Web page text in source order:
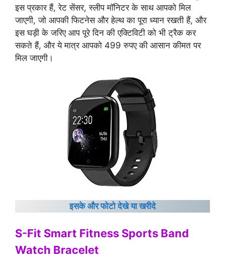
इस प्रकार हैं, रेट सेंसर, स्लीप मॉनिटर के साथ आपको मिल
जाएगी, जो आपकी फिटनेस और हेल्थ का पूरा ध्यान रखती हैं, और
इस घड़ी के जरिए आप पूरे दिन की एक्टिविटी को भी ट्रैक कर
सकते हैं, और ये मात्र आपको 499 रुपए की आसान कीमत पर
मिल जाएगी।
इसके और फोटो देखे या खरीदे
S-Fit Smart Fitness Sports Band
Watch Bracelet